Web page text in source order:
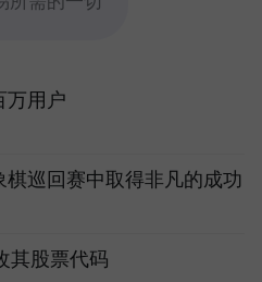
万用户
巡回赛中取得非凡的成功
其股票代码